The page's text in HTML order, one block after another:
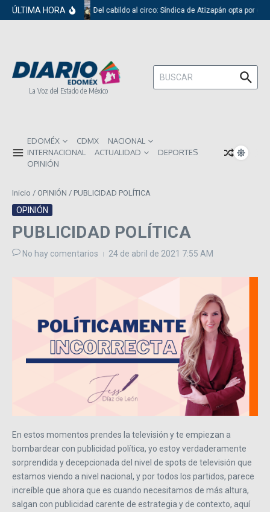
Saltar al contenido
ÚLTIMA HORA Del cabildo al circo: Síndica de Atizapán opta por el
La Voz del Estado de México
Buscar:
EDOMÉX CDMX
NACIONAL
INTERNACIONAL
ACTUALIDAD
DEPORTES
OPINIÓN
Inicio / OPINIÓN / PUBLICIDAD POLÍTICA
OPINIÓN
PUBLICIDAD POLÍTICA
No hay comentarios 24 de abril de 2021 7:55 AM
En estos momentos prendes la televisión y te empiezan a
bombardear con publicidad política, yo estoy verdaderamente
sorprendida y decepcionada del nivel de spots de televisión que
estamos viendo a nivel nacional, y por todos los partidos, parece
increíble que ahora que es cuando necesitamos de más altura,
salgan con publicidad carente de estrategia y de contexto, aquí